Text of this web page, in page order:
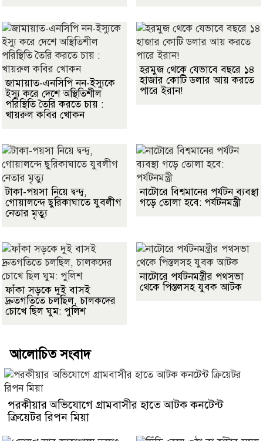
জামায়াত-এনসিপি নন-ইস্যুকে
ইস্যু করে দেশে অস্থিতিশীল
পরিস্থিতি তৈরি করতে চায় :
খায়রুল কবির খোকন
হরমুজ থেকে যেভাবে বছরে ১৪
হাজার কোটি ডলার আয় করতে
পারে ইরান!
টাকা-পয়সা নিয়ে দ্বন্দ্ব,
গোয়ালন্দে ছুরিকাঘাতে যুবলীগ
নেতার মৃত্যু
নাটোরে বিশ্বমানের পর্যটন ব্যবস্থা
গড়ে তোলা হবে: পর্যটনমন্ত্রী
ফাঁকা সড়কে দুই বাসই
দ্রুতগতিতে চলছিল, চালকদের
চোখে ছিল ঘুম: পুলিশ
নাটোরে পর্যটনমন্ত্রীর পথসভা
থেকে পিস্তলসহ যুবক আটক
আলোচিত সংবাদ
পরকীয়ার অভিযোগে গ্রামবাসীর হাতে আটক কনটেন্ট
ক্রিয়েটর রিপন মিয়া